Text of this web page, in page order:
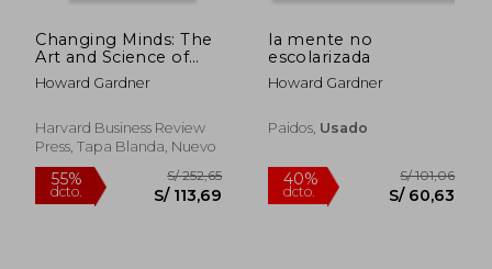
Changing Minds: The
Art and Science of
Changing Our Own
and Other Peoples
Howard Gardner
Harvard Business Review
Press, Tapa Blanda, Nuevo
la mente no
escolarizada
Howard Gardner
Paidos, Usado